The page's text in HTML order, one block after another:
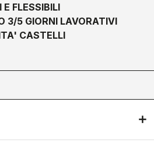
E FLESSIBILI
3/5 GIORNI LAVORATIVI
CASTELLI